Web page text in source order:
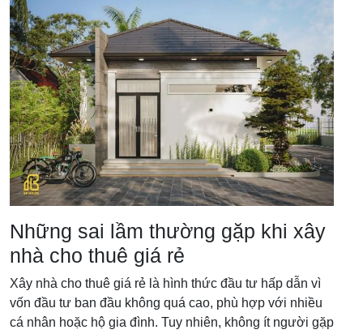
Những sai lầm thường gặp khi xây
nhà cho thuê giá rẻ
Xây nhà cho thuê giá rẻ là hình thức đầu tư hấp dẫn vì
vốn đầu tư ban đầu không quá cao, phù hợp với nhiều
cá nhân hoặc hộ gia đình. Tuy nhiên, không ít người gặp